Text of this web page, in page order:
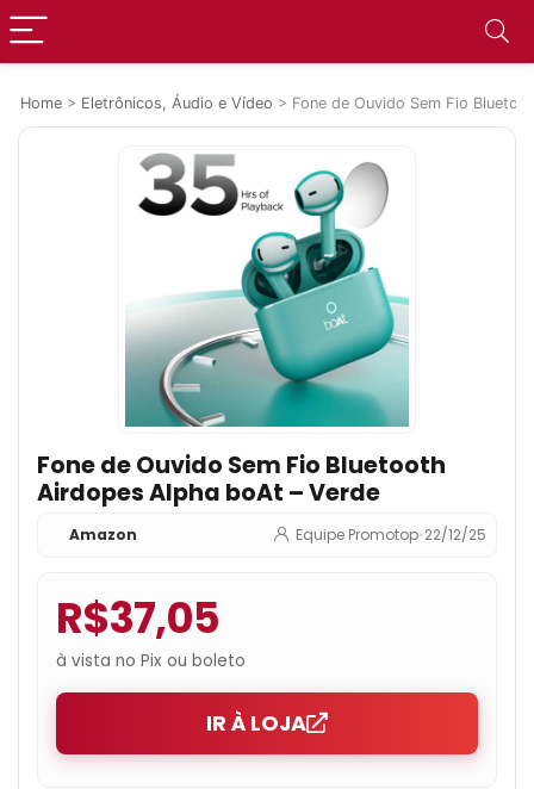
Home > Eletrônicos, Áudio e Vídeo > Fone de Ouvido Sem Fio
Fone de Ouvido Sem Fio Bluetooth
Airdopes Alpha boAt – Verde
Amazon Equipe Promotop•22/12/25
R$37,05
à vista no Pix ou boleto
IR À LOJA